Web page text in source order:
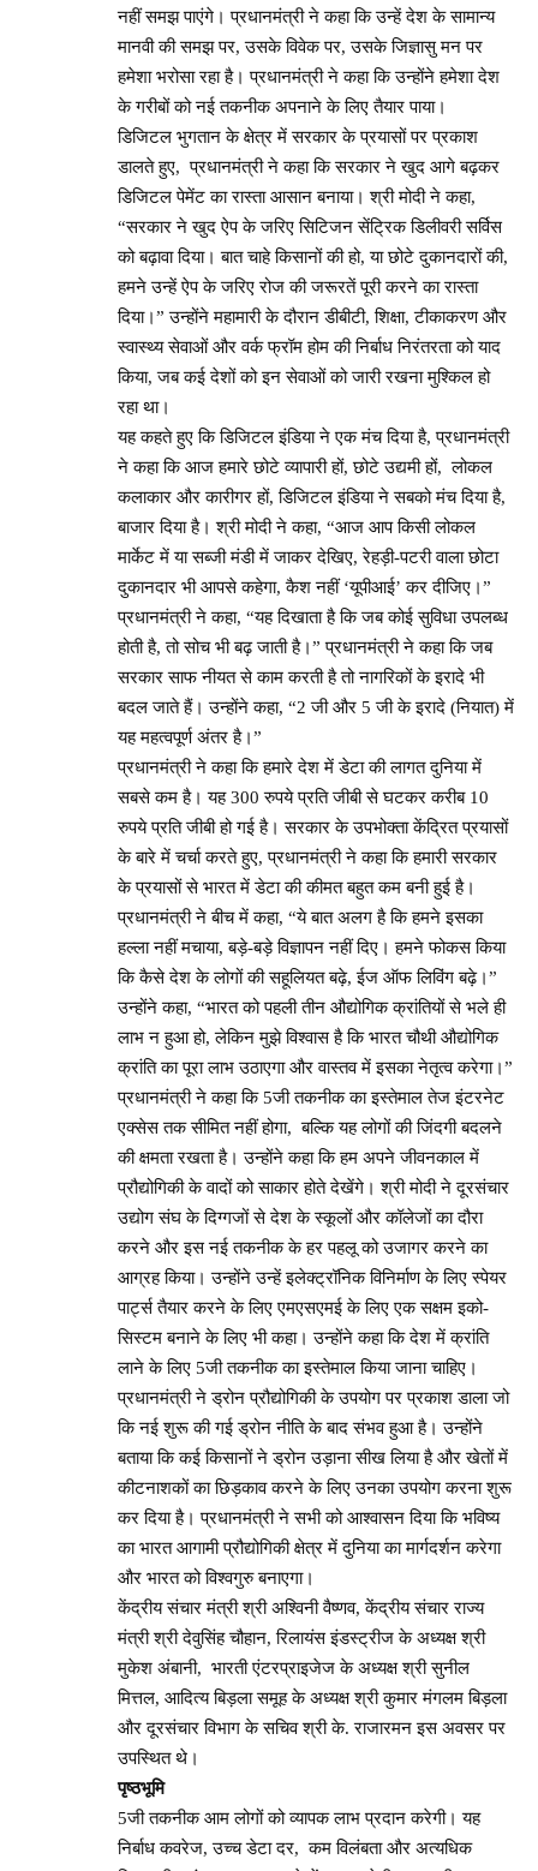
नहीं समझ पाएंगे। प्रधानमंत्री ने कहा कि उन्हें देश के सामान्य
मानवी की समझ पर, उसके विवेक पर, उसके जिज्ञासु मन पर
हमेशा भरोसा रहा है। प्रधानमंत्री ने कहा कि उन्होंने हमेशा देश
के गरीबों को नई तकनीक अपनाने के लिए तैयार पाया।
डिजिटल भुगतान के क्षेत्र में सरकार के प्रयासों पर प्रकाश
डालते हुए, प्रधानमंत्री ने कहा कि सरकार ने खुद आगे बढ़कर
डिजिटल पेमेंट का रास्ता आसान बनाया। श्री मोदी ने कहा,
“सरकार ने खुद ऐप के जरिए सिटिजन सेंट्रिक डिलीवरी सर्विस
को बढ़ावा दिया। बात चाहे किसानों की हो, या छोटे दुकानदारों की,
हमने उन्हें ऐप के जरिए रोज की जरूरतें पूरी करने का रास्ता
दिया।” उन्होंने महामारी के दौरान डीबीटी, शिक्षा, टीकाकरण और
स्वास्थ्य सेवाओं और वर्क फ्रॉम होम की निर्बाध निरंतरता को याद
किया, जब कई देशों को इन सेवाओं को जारी रखना मुश्किल हो
रहा था।
यह कहते हुए कि डिजिटल इंडिया ने एक मंच दिया है, प्रधानमंत्री
ने कहा कि आज हमारे छोटे व्यापारी हों, छोटे उद्यमी हों, लोकल
कलाकार और कारीगर हों, डिजिटल इंडिया ने सबको मंच दिया है,
बाजार दिया है। श्री मोदी ने कहा, “आज आप किसी लोकल
मार्केट में या सब्जी मंडी में जाकर देखिए, रेहड़ी-पटरी वाला छोटा
दुकानदार भी आपसे कहेगा, कैश नहीं ‘यूपीआई’ कर दीजिए।”
प्रधानमंत्री ने कहा, “यह दिखाता है कि जब कोई सुविधा उपलब्ध
होती है, तो सोच भी बढ़ जाती है।” प्रधानमंत्री ने कहा कि जब
सरकार साफ नीयत से काम करती है तो नागरिकों के इरादे भी
बदल जाते हैं। उन्होंने कहा, “2 जी और 5 जी के इरादे (नियात) में
यह महत्वपूर्ण अंतर है।”
प्रधानमंत्री ने कहा कि हमारे देश में डेटा की लागत दुनिया में
सबसे कम है। यह 300 रुपये प्रति जीबी से घटकर करीब 10
रुपये प्रति जीबी हो गई है। सरकार के उपभोक्ता केंद्रित प्रयासों
के बारे में चर्चा करते हुए, प्रधानमंत्री ने कहा कि हमारी सरकार
के प्रयासों से भारत में डेटा की कीमत बहुत कम बनी हुई है।
प्रधानमंत्री ने बीच में कहा, “ये बात अलग है कि हमने इसका
हल्ला नहीं मचाया, बड़े-बड़े विज्ञापन नहीं दिए। हमने फोकस किया
कि कैसे देश के लोगों की सहूलियत बढ़े, ईज ऑफ लिविंग बढ़े।”
उन्होंने कहा, “भारत को पहली तीन औद्योगिक क्रांतियों से भले ही
लाभ न हुआ हो, लेकिन मुझे विश्वास है कि भारत चौथी औद्योगिक
क्रांति का पूरा लाभ उठाएगा और वास्तव में इसका नेतृत्व करेगा।”
प्रधानमंत्री ने कहा कि 5जी तकनीक का इस्तेमाल तेज इंटरनेट
एक्सेस तक सीमित नहीं होगा, बल्कि यह लोगों की जिंदगी बदलने
की क्षमता रखता है। उन्होंने कहा कि हम अपने जीवनकाल में
प्रौद्योगिकी के वादों को साकार होते देखेंगे। श्री मोदी ने दूरसंचार
उद्योग संघ के दिग्गजों से देश के स्कूलों और कॉलेजों का दौरा
करने और इस नई तकनीक के हर पहलू को उजागर करने का
आग्रह किया। उन्होंने उन्हें इलेक्ट्रॉनिक विनिर्माण के लिए स्पेयर
पार्ट्स तैयार करने के लिए एमएसएमई के लिए एक सक्षम इको-
सिस्टम बनाने के लिए भी कहा। उन्होंने कहा कि देश में क्रांति
लाने के लिए 5जी तकनीक का इस्तेमाल किया जाना चाहिए।
प्रधानमंत्री ने ड्रोन प्रौद्योगिकी के उपयोग पर प्रकाश डाला जो
कि नई शुरू की गई ड्रोन नीति के बाद संभव हुआ है। उन्होंने
बताया कि कई किसानों ने ड्रोन उड़ाना सीख लिया है और खेतों में
कीटनाशकों का छिड़काव करने के लिए उनका उपयोग करना शुरू
कर दिया है। प्रधानमंत्री ने सभी को आश्वासन दिया कि भविष्य
का भारत आगामी प्रौद्योगिकी क्षेत्र में दुनिया का मार्गदर्शन करेगा
और भारत को विश्वगुरु बनाएगा।
केंद्रीय संचार मंत्री श्री अश्विनी वैष्णव, केंद्रीय संचार राज्य
मंत्री श्री देवुसिंह चौहान, रिलायंस इंडस्ट्रीज के अध्यक्ष श्री
मुकेश अंबानी, भारती एंटरप्राइजेज के अध्यक्ष श्री सुनील
मित्तल, आदित्य बिड़ला समूह के अध्यक्ष श्री कुमार मंगलम बिड़ला
और दूरसंचार विभाग के सचिव श्री के. राजारमन इस अवसर पर
उपस्थित थे।
पृष्ठभूमि
5जी तकनीक आम लोगों को व्यापक लाभ प्रदान करेगी। यह
निर्बाध कवरेज, उच्च डेटा दर, कम विलंबता और अत्यधिक